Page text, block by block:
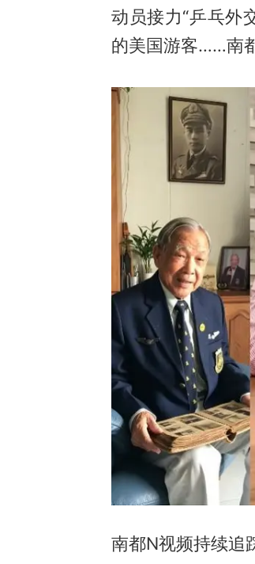
动员接力“乒乓外
的美国游客……南
南都N视频持续追